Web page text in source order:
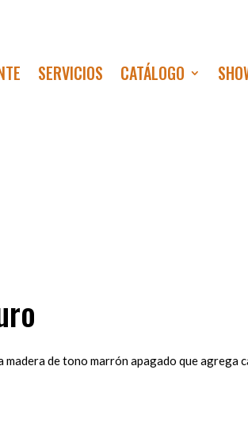
SERVICIOS CATÁLOGO
madera de tono marrón apagado que agrega